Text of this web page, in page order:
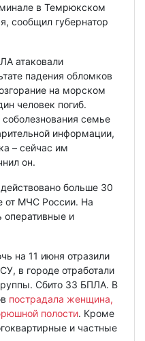
в Темрюкском
сообщил губернатор
атаковали
падения обломков
на морском
человек погиб.
семье
информации,
– сейчас им
он.
больше 30
от МЧС России. На
оперативные и
на 11 июня отразили
в городе отработали
Сбито 33 БПЛА. В
пострадала женщина,
полости. Кроме
и частные